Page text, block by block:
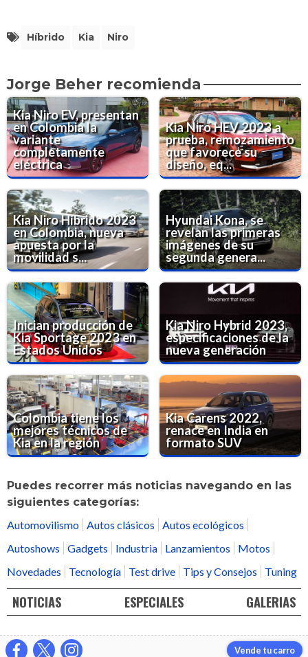
Híbrido Kia Niro
Jorge Beher recomienda
Kia Niro EV, presentan
en Colombia la
variante
completamente
eléctrica
Kia Niro HEV 2023 a
prueba, remozamiento
que favorece su
diseño, eq...
Kia Niro Híbrido 2023
en Colombia, nueva
apuesta por la
movilidad s...
Hyundai Kona, se
revelan las primeras
imágenes de su
segunda genera...
Inician producción de
Kia Sportage 2023 en
Estados Unidos
Kia Niro Hybrid 2023,
especificaciones de la
nueva generación
Colombia tiene los
mejores técnicos de
Kia en la región
Kia Carens 2022,
renace en India en
formato SUV
Puedes recorrer más noticias navegando en las
siguientes categorías:
Automovilismo Autos clásicos
Autos ecológicos
Autoshows
Gadgets Industria Lanzamientos
Motos
Novedades
Tecnología Test drive Tips y Consejos Tuning
NOTICIAS ESPECIALES GALERIAS
Vende tu carro